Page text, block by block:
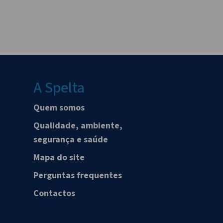
A Spelta
Quem somos
Qualidade, ambiente,
segurança e saúde
Mapa do site
Perguntas frequentes
Contactos